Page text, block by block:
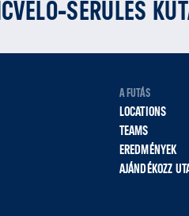
A FUTÁS
LOCATIONS
TEAMS
EREDMÉNYEK
AJÁNDÉKOZZ